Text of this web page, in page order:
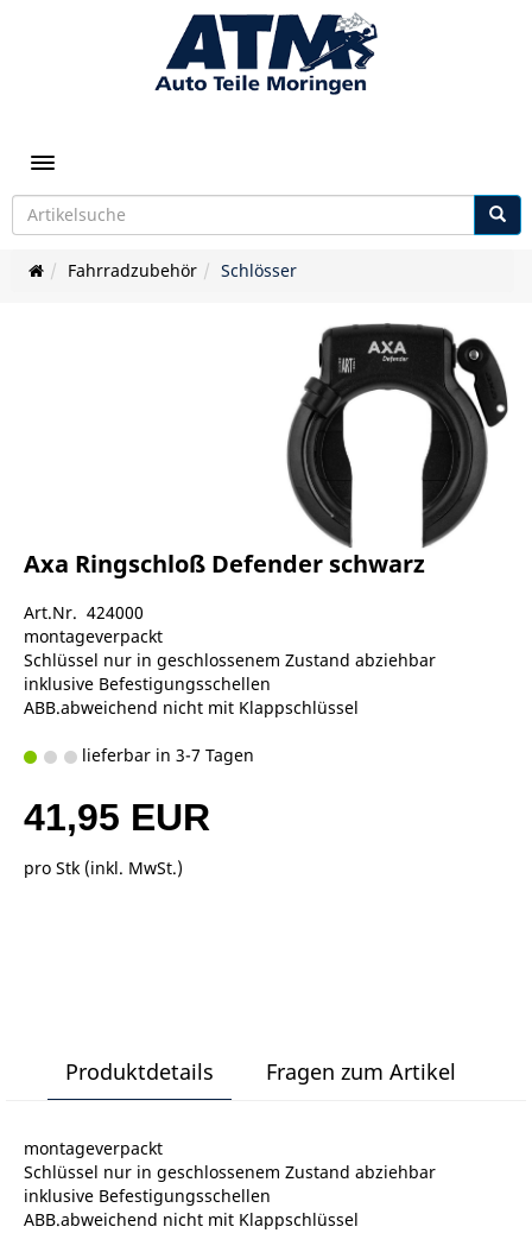
Toggle navigation
Fahrradzubehör Schlösser
Axa Ringschloß Defender schwarz
Art.Nr. 424000
montageverpackt
Schlüssel nur in geschlossenem Zustand abziehbar
inklusive Befestigungsschellen
ABB.abweichend nicht mit Klappschlüssel
lieferbar in 3-7 Tagen
41,95 EUR
pro Stk (inkl. MwSt.)
Produktdetails Fragen zum Artikel
montageverpackt
Schlüssel nur in geschlossenem Zustand abziehbar
inklusive Befestigungsschellen
ABB.abweichend nicht mit Klappschlüssel